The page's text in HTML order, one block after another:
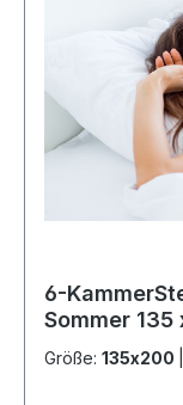
6-
Sommer 135
Größe: 135x200